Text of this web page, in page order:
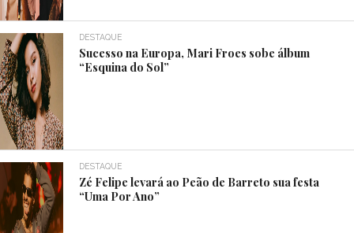
DESTAQUE
Sucesso na Europa, Mari Froes sobe álbum
“Esquina do Sol”
DESTAQUE
Zé Felipe levará ao Peão de Barreto sua festa
“Uma Por Ano”